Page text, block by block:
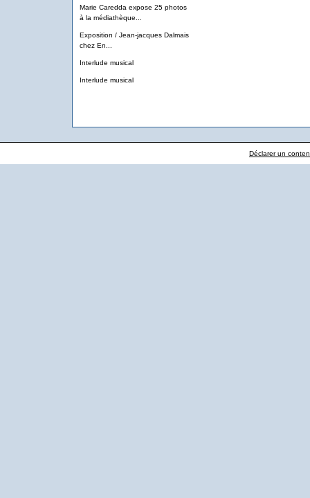
Marie Caredda expose 25 photos
à la médiathèque...
Exposition / Jean-jacques Dalmais
chez En...
Interlude musical
Interlude musical
Déclarer un